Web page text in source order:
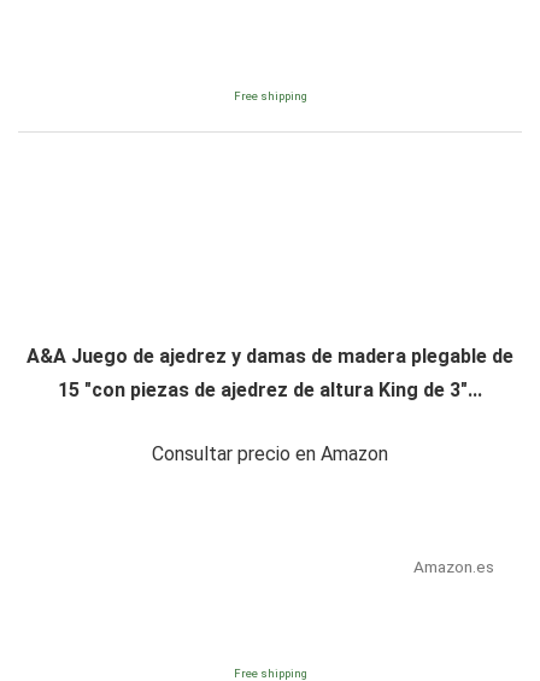
Free shipping
A&A Juego de ajedrez y damas de madera plegable de
15 "con piezas de ajedrez de altura King de 3"...
Consultar precio en Amazon
Amazon.es
Free shipping